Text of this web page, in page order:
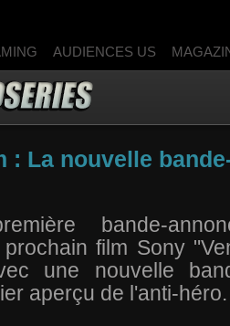
AUDIENCES US
: La nouvelle
bande-
film Sony
une nouvelle
aperçu de l'anti-